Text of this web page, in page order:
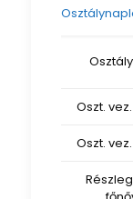
Oszt.
Oszt.